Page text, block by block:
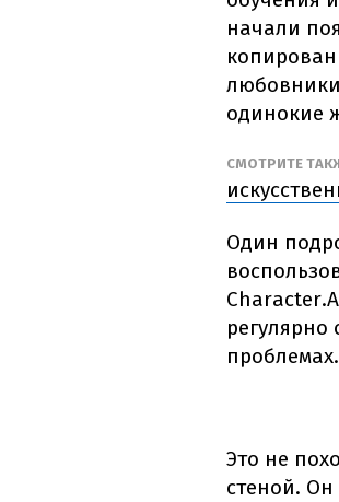
начали
одинокие
СМОТРИТЕ
Один
проблемах.
Это не
стеной. Он